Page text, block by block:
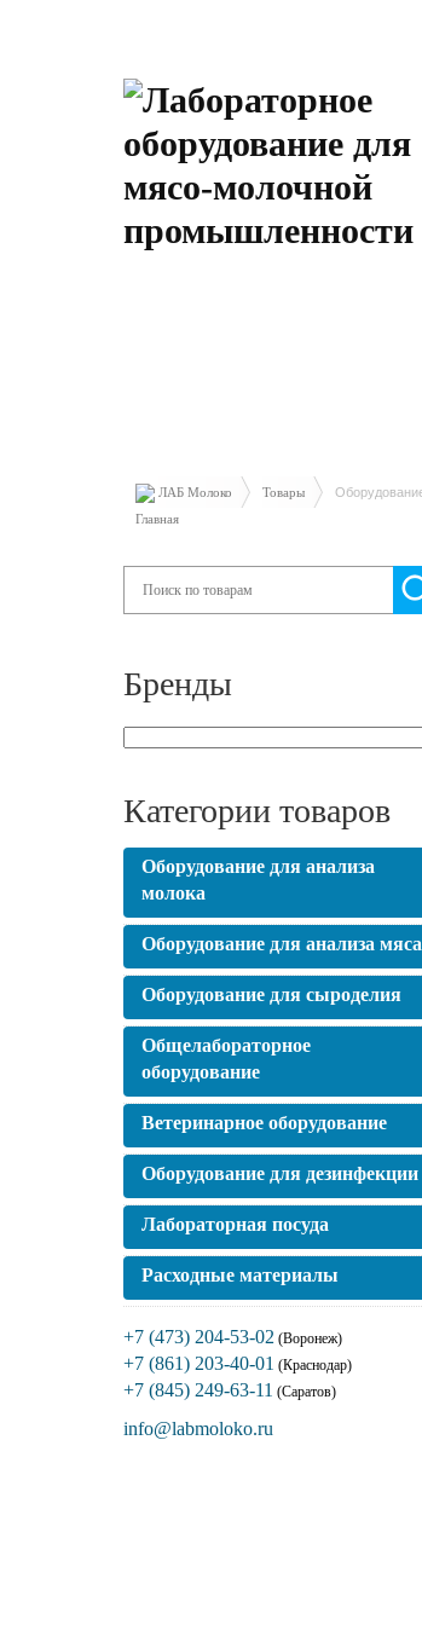
ЛАБ Молоко Товары
Бренды
Категории товаров
Оборудование для анализа
молока
Оборудование для анализа мяса
Оборудование для сыроделия
Общелабораторное
оборудование
Ветеринарное оборудование
Оборудование для дезинфекции
Лабораторная посуда
Расходные материалы
+7 (473) 204-53-02 (Воронеж)
+7 (861) 203-40-01 (Краснодар)
+7 (845) 249-63-11 (Саратов)
info@labmoloko.ru